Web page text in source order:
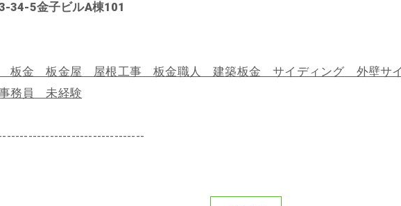
34-5金子ビルA棟101
金 板金屋 屋根工事 板金職人 建築板金 サイディング 外壁サ
務員 未経験